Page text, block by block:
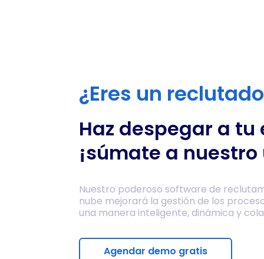
¿Eres un
Haz despegar a tu
¡súmate a
Nuestro poderoso software de
nube mejorará la gestión de los
una manera inteligente, dinámica y
Agendar demo gratis